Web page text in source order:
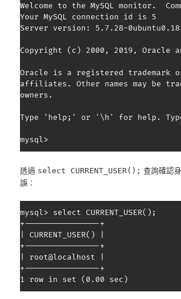
Welcome to the MySQL monitor.
Your MySQL connection id is 5
Server version: 5.7.28-
Copyright (c) 2000, 2019,
Oracle is a registered trademark
affiliates. Other names may be
owners.
Type 'help;' or '\h' for help.
mysql>
透過 select CURRENT_USER(); 查詢確認
誤：
mysql> select CURRENT_USER();
+----------------+
| CURRENT_USER() |
+----------------+
| root@localhost |
+----------------+
1 row in set (0.00 sec)